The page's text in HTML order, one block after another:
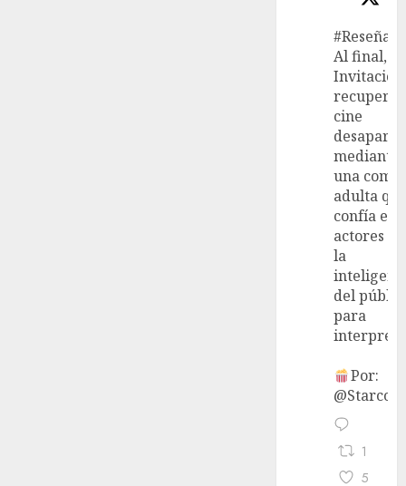
#Reseña
Al final,
recupera
cine
mediante
una
adulta
confía en
actores y
la
del
para
Por:
1
5